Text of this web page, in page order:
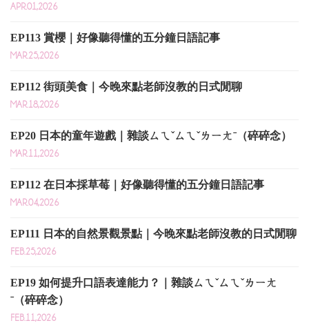
APR.01,2026
EP113 賞櫻｜好像聽得懂的五分鐘日語記事
MAR.25,2026
EP112 街頭美食｜今晚來點老師沒教的日式閒聊
MAR.18,2026
EP20 日本的童年遊戲｜雜談ㄙㄟˇㄙㄟˇㄌㄧㄤˉ（碎碎念）
MAR.11,2026
EP112 在日本採草莓｜好像聽得懂的五分鐘日語記事
MAR.04,2026
EP111 日本的自然景觀景點｜今晚來點老師沒教的日式閒聊
FEB.25,2026
EP19 如何提升口語表達能力？｜雜談ㄙㄟˇㄙㄟˇㄌㄧㄤ
ˉ（碎碎念）
FEB.11,2026